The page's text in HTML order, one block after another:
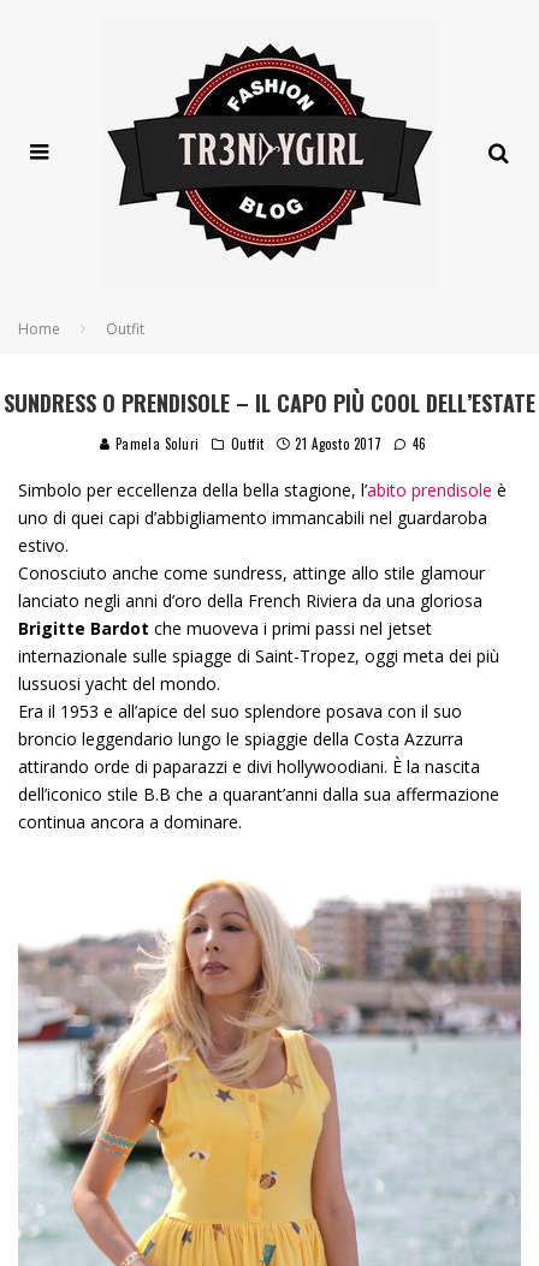
Home Outfit
SUNDRESS O PRENDISOLE – IL CAPO PIÙ COOL DELL’ESTATE
Pamela Soluri Outfit 21 Agosto 2017 46
Simbolo per eccellenza della bella stagione, l’abito prendisole è
uno di quei capi d’abbigliamento immancabili nel guardaroba
estivo.
Conosciuto anche come sundress, attinge allo stile glamour
lanciato negli anni d’oro della French Riviera da una gloriosa
Brigitte Bardot che muoveva i primi passi nel jetset
internazionale sulle spiagge di Saint-Tropez, oggi meta dei più
lussuosi yacht del mondo.
Era il 1953 e all’apice del suo splendore posava con il suo
broncio leggendario lungo le spiaggie della Costa Azzurra
attirando orde di paparazzi e divi hollywoodiani. È la nascita
dell’iconico stile B.B che a quarant’anni dalla sua affermazione
continua ancora a dominare.